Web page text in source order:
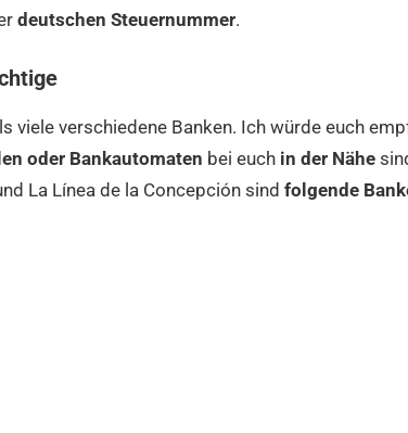
deutschen Steuernummer.
viele verschiedene Banken. Ich würde euch
oder Bankautomaten bei euch in der Nähe
La Línea de la Concepción sind folgende